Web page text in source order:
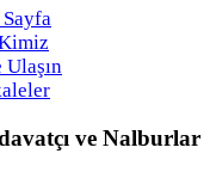
Ulaşın
ve Nalburlar